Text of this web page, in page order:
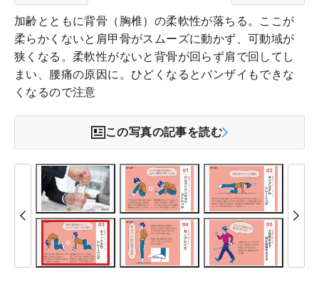
加齢とともに背骨（胸椎）の柔軟性が落ちる。ここが
柔らかくないと肩甲骨がスムーズに動かず、可動域が
狭くなる。柔軟性がないと背骨が回らず肩で回してし
まい、腰痛の原因に。ひどくなるとバンザイもできな
くなるので注意
この写真の記事を読む